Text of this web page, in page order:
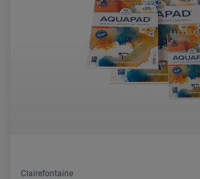
Clairefontaine